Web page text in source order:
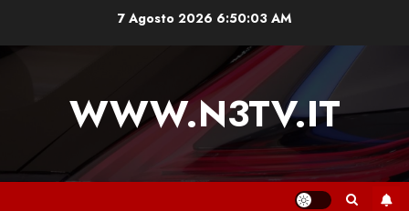
7 Agosto 2026 6:50:04 AM
WWW.N3TV.IT